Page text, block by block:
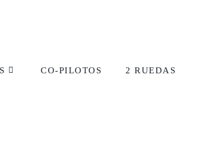
CO-PILOTOS 2 RUEDAS